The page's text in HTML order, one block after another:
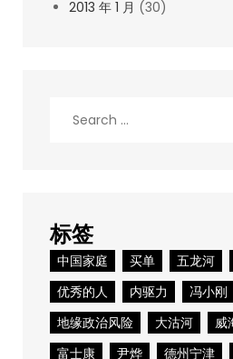
2013 年 1 月 (30)
标签
中国家庭 买单 五龙河
优秀的人
内驱力 冯小刚
地缘政治风险
大沽河 威
富士康
尹烨 德州宁津